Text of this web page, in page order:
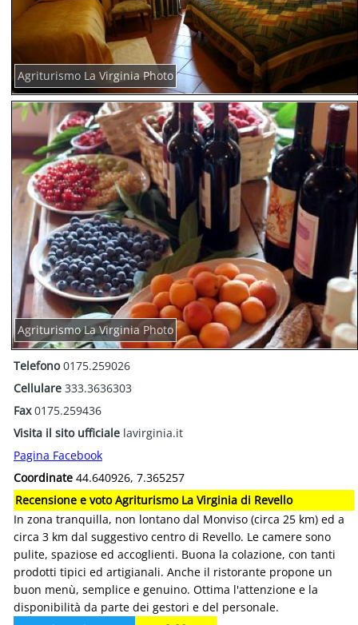
Agriturismo La Virginia Photo
Agriturismo La Virginia Photo
Telefono0175.259026
Cellulare 333.3636303
Fax0175.259436
Visita il sito ufficiale lavirginia.it
Pagina Facebook
Coordinate 44.640926, 7.365257
Recensione e voto Agriturismo La Virginia di Revello
In zona tranquilla, non lontano dal Monviso (circa 25 km) ed a
circa 3 km dal suggestivo centro di Revello. Le camere sono
pulite, spaziose ed accoglienti. Buona la colazione, con tanti
prodotti tipici ed artigianali. Anche il ristorante propone un
buon menù, semplice e genuino. Ottima l'attenzione e la
disponibilità da parte dei gestori e del personale.